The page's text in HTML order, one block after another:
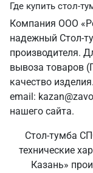
Где купить стол-
Компания ООО
надежный Стол-
производителя.
вывоза товаров
качество
email:
нашего сайта.
Стол-тумба
технические
Казань»